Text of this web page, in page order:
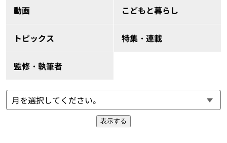
動画 こどもと暮らし
トピックス 特集・連載
監修・執筆者
表示する